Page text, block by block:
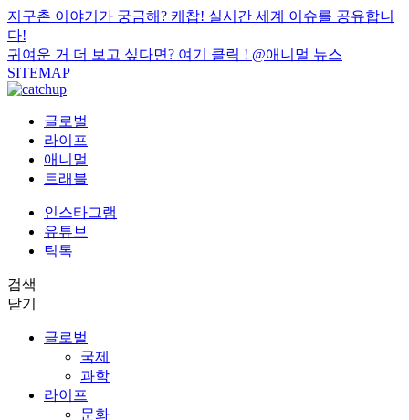
지구촌 이야기가 궁금해? 케찹! 실시간 세계 이슈를 공유합니
다!
귀여운 거 더 보고 싶다면? 여기 클릭 ! @애니멀 뉴스
SITEMAP
글로벌
라이프
애니멀
트래블
인스타그램
유튜브
틱톡
검색
닫기
글로벌
국제
과학
라이프
문화